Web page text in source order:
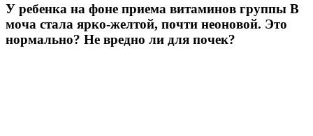
У ребенка на фоне приема витаминов группы B
моча стала ярко-желтой, почти неоновой. Это
нормально? Не вредно ли для почек?